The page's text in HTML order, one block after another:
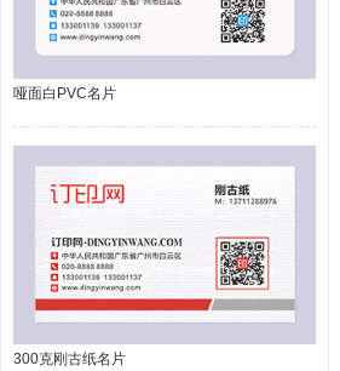
哑面白PVC名片
300克刚古纸名片